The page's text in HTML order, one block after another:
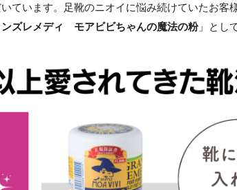
ています。足靴のニオイに悩み続けていたお客
ンズレメディ モアビビちゃんの魔法の粉」とし